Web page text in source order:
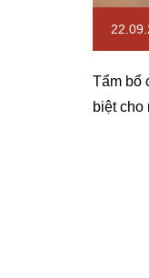
Tẩm bổ
biệt cho